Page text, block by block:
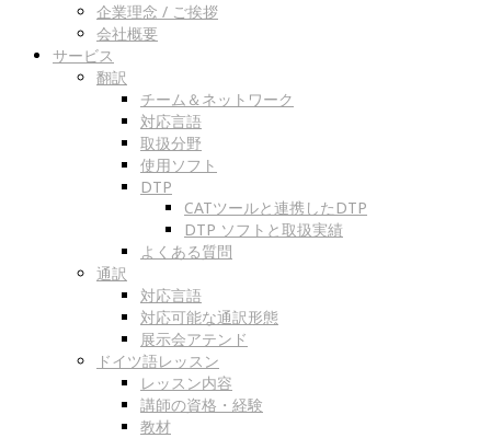
企業理念 / ご挨拶
会社概要
サービス
翻訳
チーム＆ネットワーク
対応言語
取扱分野
使用ソフト
DTP
CATツールと連携したDTP
DTP ソフトと取扱実績
よくある質問
通訳
対応言語
対応可能な通訳形態
展示会アテンド
ドイツ語レッスン
レッスン内容
講師の資格・経験
教材